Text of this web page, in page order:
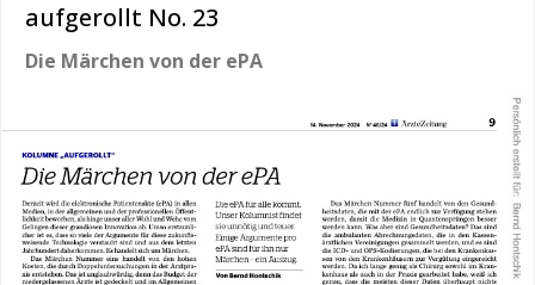
aufgerollt No. 23
Die Märchen von der ePA